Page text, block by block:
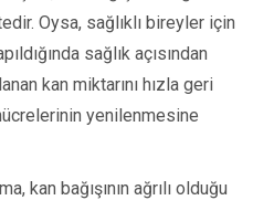
Oysa, sağlıklı bireyler için
sağlık açısından
kan miktarını hızla geri
yenilenmesine
kan bağışının ağrılı olduğu